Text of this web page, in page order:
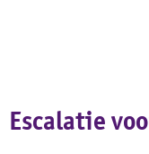
Escalatie